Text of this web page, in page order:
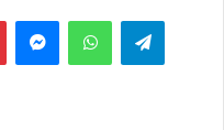
PinterestMessengerWhatsApp